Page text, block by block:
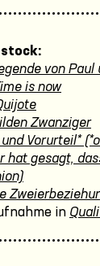
von Paul
is now
Zwanziger
Vorurteil*
hat gesagt,
in